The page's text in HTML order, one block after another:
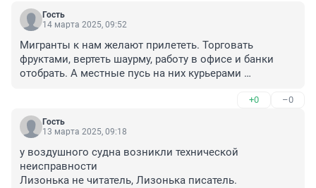
Гость
14 марта 2025, 09:52
Мигранты к нам желают прилететь. Торговать
фруктами, вертеть шаурму, работу в офисе и банки
отобрать. А местные пусь на них курьерами
+0 –0
Гость
13 марта 2025, 09:18
у воздушного судна возникли технической
неисправности
Лизонька не читатель, Лизонька писатель.